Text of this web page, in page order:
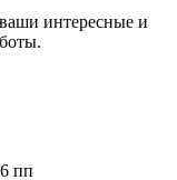
интересные и
пп